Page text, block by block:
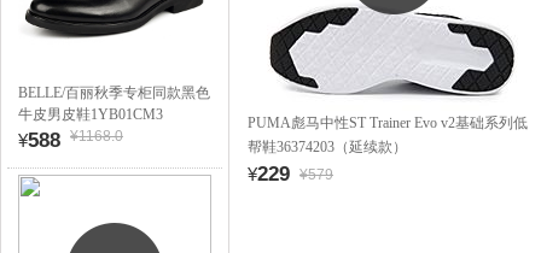
BELLE/百丽秋季专柜同款黑色
牛皮男皮鞋1YB01CM3
¥588 ¥1168.0
PUMA彪马中性ST Trainer Evo v2基础系列低
帮鞋36374203（延续款）
¥229 ¥579